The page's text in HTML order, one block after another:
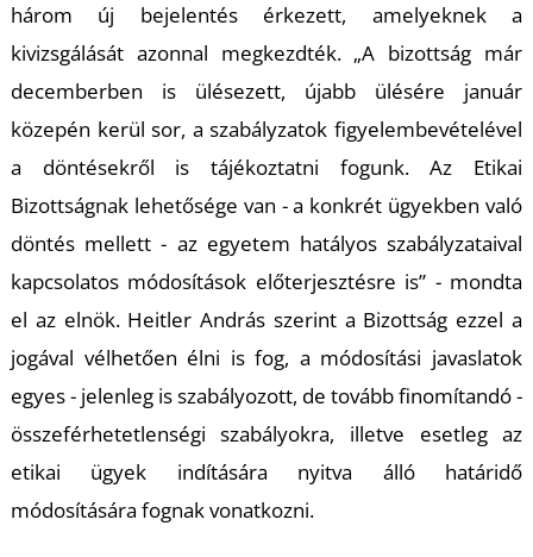
három új bejelentés érkezett, amelyeknek a
kivizsgálását azonnal megkezdték. „A bizottság már
decemberben is ülésezett, újabb ülésére január
közepén kerül sor, a szabályzatok figyelembevételével
a döntésekről is tájékoztatni fogunk. Az Etikai
Bizottságnak lehetősége van - a konkrét ügyekben való
döntés mellett - az egyetem hatályos szabályzataival
kapcsolatos módosítások előterjesztésre is” - mondta
el az elnök. Heitler András szerint a Bizottság ezzel a
jogával vélhetően élni is fog, a módosítási javaslatok
egyes - jelenleg is szabályozott, de tovább finomítandó -
összeférhetetlenségi szabályokra, illetve esetleg az
etikai ügyek indítására nyitva álló határidő
módosítására fognak vonatkozni.